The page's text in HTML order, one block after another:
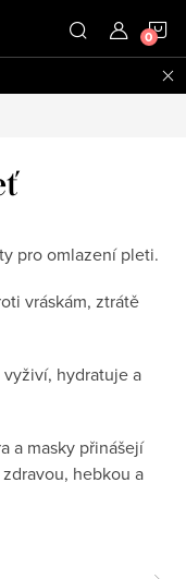
pro omlazení pleti.
vráskám, ztrátě
hydratuje a
a masky přinášejí
hebkou a